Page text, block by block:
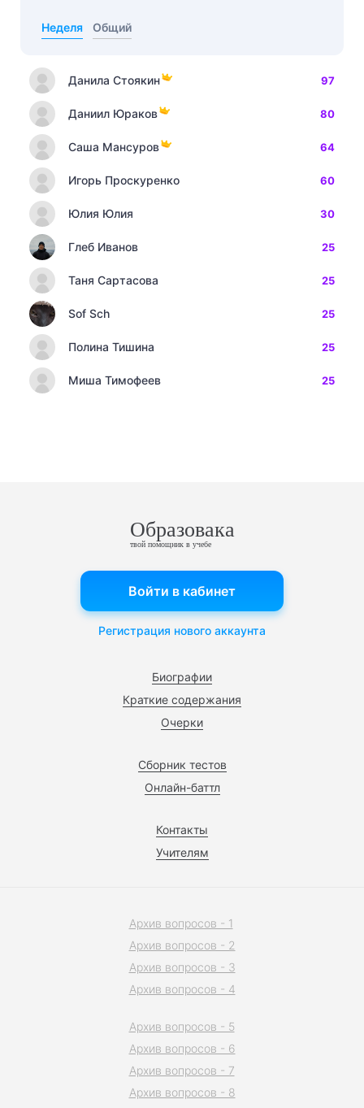
Неделя Общий
Данила Стоякин 97
Даниил Юраков 80
Саша Мансуров 64
Игорь Проскуренко 60
Юлия Юлия 30
Глеб Иванов 25
Таня Сартасова 25
Sof Sch 25
Полина Тишина 25
Миша Тимофеев 25
Образовака
твой помощник в учебе
Биографии
Краткие содержания
Очерки
Сборник тестов
Онлайн-баттл
Контакты
Учителям
Войти в кабинет
Регистрация нового аккаунта
Архив вопросов - 1
Архив вопросов - 2
Архив вопросов - 3
Архив вопросов - 4
Архив вопросов - 5
Архив вопросов - 6
Архив вопросов - 7
Архив вопросов - 8